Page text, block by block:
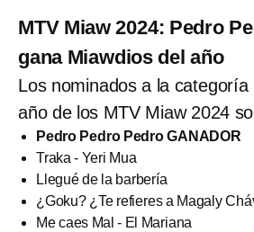
MTV Miaw 2024: Pedro
gana Miawdios del año
Los nominados a la categoría
año de los MTV Miaw 2024
Pedro Pedro Pedro GANADOR
Traka - Yeri Mua
Llegué de la barbería
¿Goku? ¿Te refieres a Magaly
Me caes Mal - El Mariana